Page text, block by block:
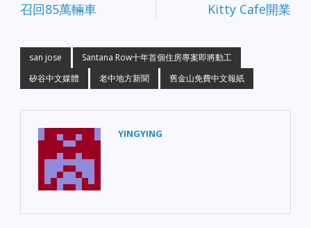
召回85萬輛車
Kitty Cafe開業
san jose
Santana Row十年首個住房專案即將動工
矽谷中文媒體
老中地方新聞 舊金山免費中文報紙
YINGYING